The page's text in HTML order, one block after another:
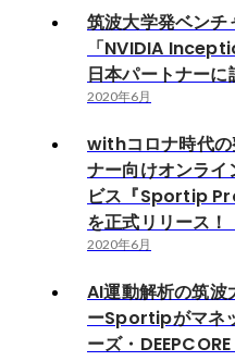
筑波大学発ベン
「NVIDIA
日本パートナーに
2020年6月
withコロナ時代の
ナー向けオンラ
ビス『Sportip
を正式リリース！
2020年6月
AI運動解析の筑波
ーSportipがマネ
ーズ・